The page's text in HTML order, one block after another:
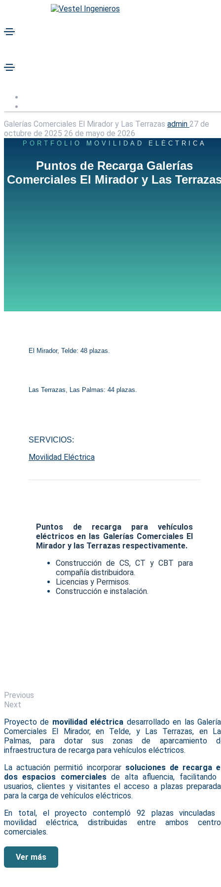
Galerías Comerciales El Mirador y Las Terrazas admin 27 de
octubre de 2025 26 de mayo de 2026
PORTFOLIO MOVILIDAD ELÉCTRICA
Puntos de Recarga Galerías
Comerciales El Mirador y Las
El Mirador, Telde: 48 plazas.
Las Terrazas, Las Palmas: 44 plazas.
SERVICIOS:
Movilidad Eléctrica
Puntos de recarga para vehículos
eléctricos en las Galerías Comerciales El
Mirador y las Terrazas respectivamente.
Construcción de CS, CT y CBT para
compañía distribuidora.
Licencias y Permisos.
Construcción e instalación.
Previous
Next
Proyecto de movilidad eléctrica desarrollado en las
Comerciales El Mirador, en Telde, y Las Terrazas, en
Palmas, para dotar sus zonas de aparcamiento
infraestructura de recarga para vehículos eléctricos.
La actuación permitió incorporar soluciones de recarga
dos espacios comercialesde alta afluencia, facilitando
usuarios, clientes y visitantes el acceso a plazas
para la carga de vehículos eléctricos.
En total, el proyecto contempló 92 plazas vinculadas
movilidad eléctrica, distribuidas entre ambos
comerciales.
Ver más